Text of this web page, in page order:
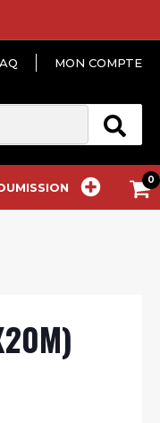
MON COMPTE